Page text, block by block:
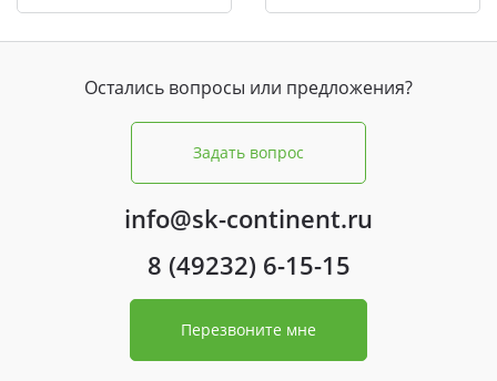
Остались вопросы или предложения?
Задать вопрос
info@sk-continent.ru
8 (49232) 6-15-15
Перезвоните мне